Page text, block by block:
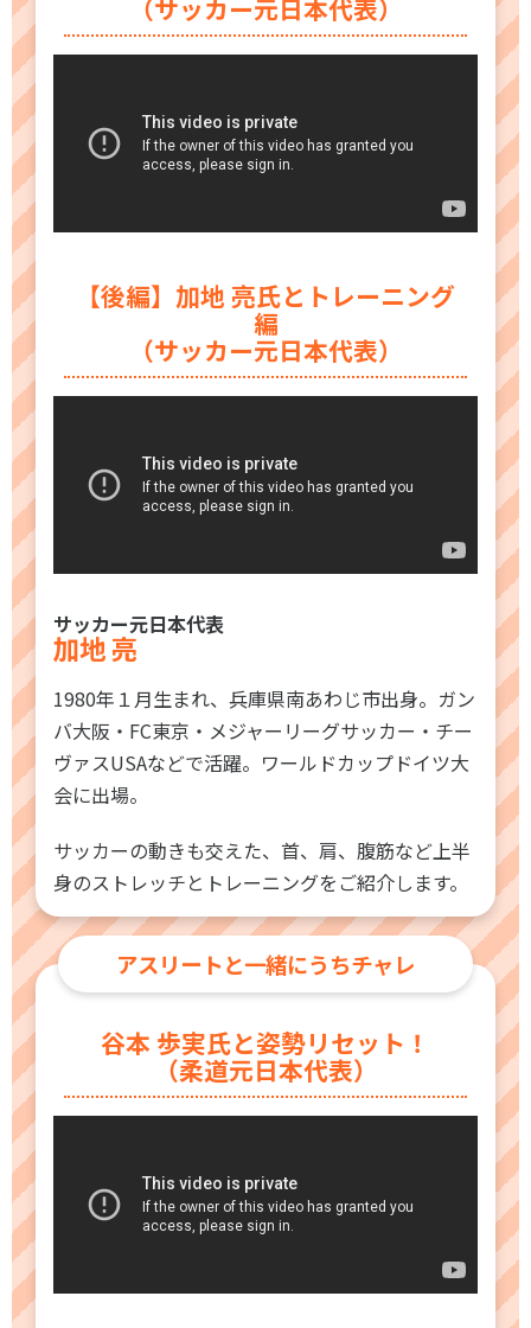
（サッカー元日本代表）
【後編】加地 亮氏とトレーニング
編
（サッカー元日本代表）
サッカー元日本代表
加地 亮
1980年１月生まれ、兵庫県南あわじ市出身。ガン
バ大阪・FC東京・メジャーリーグサッカー・チー
ヴァスUSAなどで活躍。ワールドカップドイツ大
会に出場。
サッカーの動きも交えた、首、肩、腹筋など上半
身のストレッチとトレーニングをご紹介します。
アスリートと一緒にうちチャレ
谷本 歩実氏と姿勢リセット！
（柔道元日本代表）